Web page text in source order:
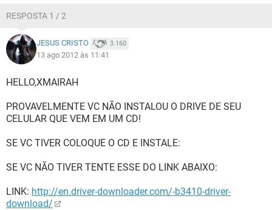
RESPOSTA 1 / 2
JESUS CRISTO 3.160
13 ago 2012 às 11:41
HELLO,XMAIRAH
PROVAVELMENTE VC NÃO INSTALOU O DRIVE DE SEU
CELULAR QUE VEM EM UM CD!
SE VC TIVER COLOQUE O CD E INSTALE:
SE VC NÃO TIVER TENTE ESSE DO LINK ABAIXO:
LINK: http://en.driver-downloader.com/-b3410-driver-
download/